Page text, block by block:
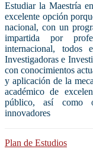
Estudiar la Maestría
excelente opción
nacional, con un
impartida por
internacional, todos
Investigadoras e
con conocimientos
y aplicación de la
académico de
público, así como
innovadores
Plan de Estudios